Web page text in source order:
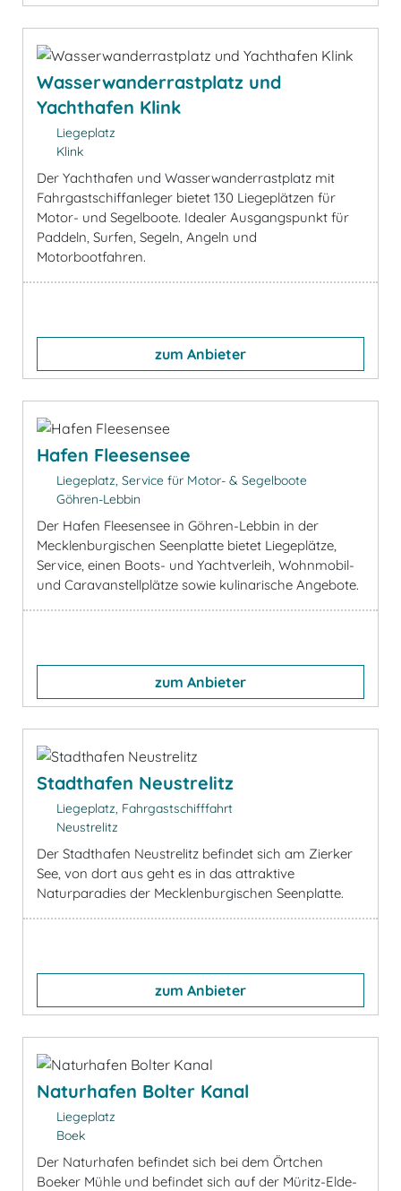
Wasserwanderrastplatz und
Yachthafen Klink
Liegeplatz
Klink
Der Yachthafen und Wasserwanderrastplatz mit
Fahrgastschiffanleger bietet 130 Liegeplätzen für
Motor- und Segelboote. Idealer Ausgangspunkt für
Paddeln, Surfen, Segeln, Angeln und
Motorbootfahren.
zum Anbieter
Hafen Fleesensee
Liegeplatz, Service für Motor- & Segelboote
Göhren-Lebbin
Der Hafen Fleesensee in Göhren-Lebbin in der
Mecklenburgischen Seenplatte bietet Liegeplätze,
Service, einen Boots- und Yachtverleih, Wohnmobil-
und Caravanstellplätze sowie kulinarische Angebote.
zum Anbieter
Stadthafen Neustrelitz
Liegeplatz, Fahrgastschifffahrt
Neustrelitz
Der Stadthafen Neustrelitz befindet sich am Zierker
See, von dort aus geht es in das attraktive
Naturparadies der Mecklenburgischen Seenplatte.
zum Anbieter
Naturhafen Bolter Kanal
Liegeplatz
Boek
Der Naturhafen befindet sich bei dem Örtchen
Boeker Mühle und befindet sich auf der Müritz-Elde-